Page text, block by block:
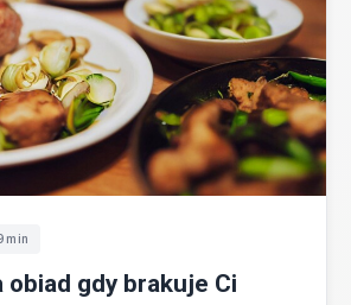
min
obiad gdy brakuje Ci